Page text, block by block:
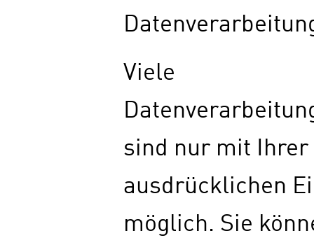
Viele
sind nur mit Ihrer
ausdrücklichen
möglich. Sie